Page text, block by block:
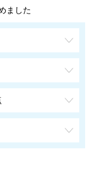
ました